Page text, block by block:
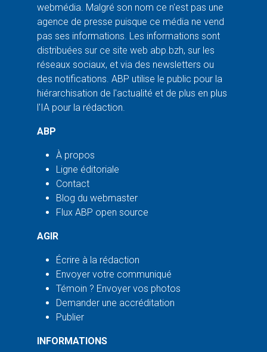
webmédia. Malgré son nom ce n'est pas une
agence de presse puisque ce média ne vend
pas ses informations. Les informations sont
distribuées sur ce site web abp.bzh, sur les
réseaux sociaux, et via des newsletters ou
des notifications. ABP utilise le public pour la
hiérarchisation de l'actualité et de plus en plus
l'IA pour la rédaction.
ABP
À propos
Ligne éditoriale
Contact
Blog du webmaster
Flux ABP open source
AGIR
Écrire à la rédaction
Envoyer votre communiqué
Témoin ? Envoyer vos photos
Demander une accréditation
Publier
INFORMATIONS